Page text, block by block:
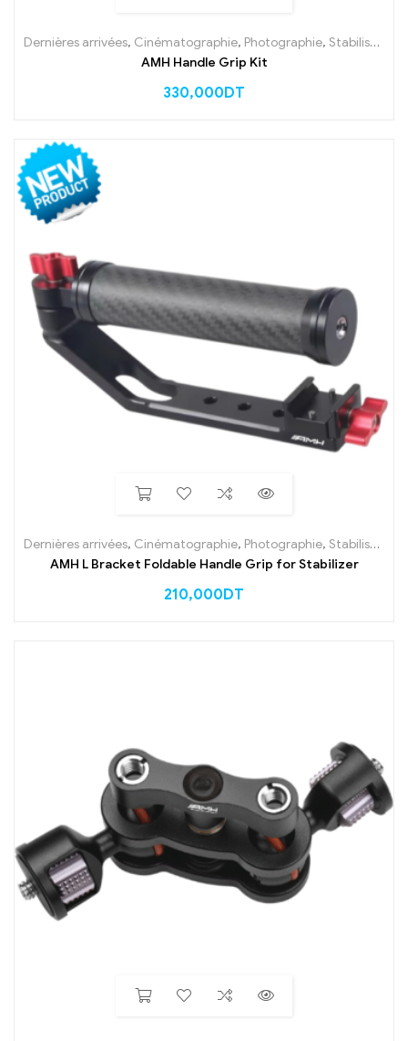
Dernières arrivées, Cinématographie, Photographie, Stabilisateur
AMH Handle Grip Kit
330,000DT
Dernières arrivées, Cinématographie, Photographie, Stabilisateur
AMH L Bracket Foldable Handle Grip for Stabilizer
210,000DT